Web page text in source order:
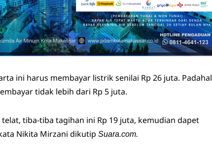
ini harus membayar listrik senilai Rp 26 juta. Padahal
tidak lebih dari Rp 5 juta.
tiba-tiba tagihan ini Rp 19 juta, kemudian dapet
Nikita Mirzani dikutip Suara.com.